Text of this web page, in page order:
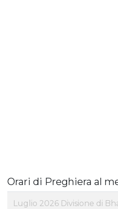
Orari di Preghiera al
Luglio 2026 Divisione di